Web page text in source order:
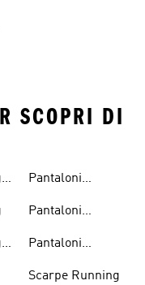
SCOPRI DI
Pantaloni
Pantaloni
Pantaloni
Scarpe Running